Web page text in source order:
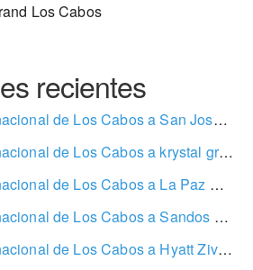
Los Cabos
recientes
de Los Cabos a San José del Cabo
de Los Cabos a krystal grand los cabos
de Los Cabos a La Paz
Los Cabos a Sandos Finisterra Los Cabos
de Los Cabos a Hyatt Ziva Los Cabos